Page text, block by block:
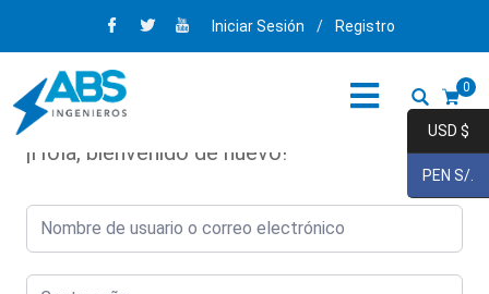
Iniciar Sesión / Registro
0
¡Hola, bienvenido de nuevo!
USD $
PEN S/.